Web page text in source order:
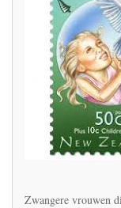
Zwangere vrouwen